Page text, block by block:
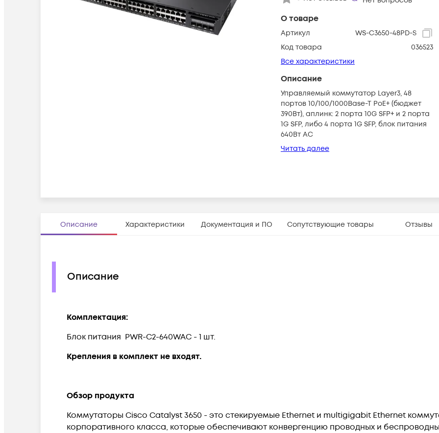
О товаре
Артикул
WS-C3650-48PD-S
Код товара
036523
Все характеристики
Описание
Управляемый коммутатор Layer3, 48
портов 10/100/1000Base-T PoE+ (бюджет
390Вт), аплинк: 2 порта 10G SFP+ и 2 порта
1G SFP, либо 4 порта 1G SFP, блок питания
640Вт AC
Читать далее
Описание Характеристики Документация и ПО Сопутствующие товары Отзывы
Описание
Комплектация:
Блок питания PWR-C2-640WAC - 1 шт.
Крепления в комплект не входят.
Обзор продукта
Коммутаторы Cisco Catalyst 3650 - это стекируемые Ethernet и multigigabit Ethernet
корпоративного класса, которые обеспечивают конвергенцию проводных и